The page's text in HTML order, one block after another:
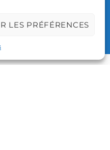
LES PRÉFÉRENCES